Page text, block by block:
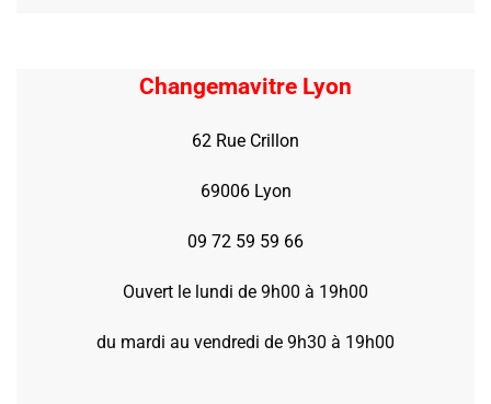
Changemavitre Lyon
62 Rue Crillon
69006 Lyon
09 72 59 59 66
Ouvert le lundi de 9h00 à 19h00
du mardi au vendredi de 9h30 à 19h00